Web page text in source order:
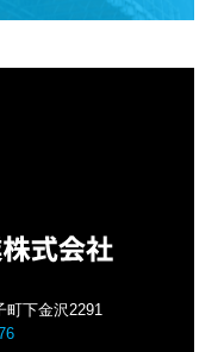
町下金沢2291